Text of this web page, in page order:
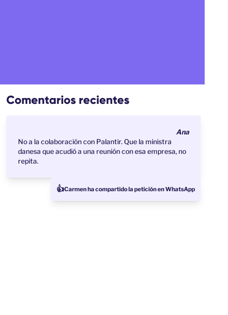
Comentarios recientes
Ana
No a la colaboración con Palantir. Que la ministra
danesa que acudió a una reunión con esa empresa, no
repita.
👍Carmen ha compartido la petición en WhatsApp